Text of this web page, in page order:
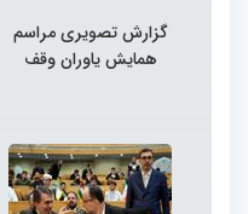
گزارش تصویری مراسم
همایش یاوران وقف